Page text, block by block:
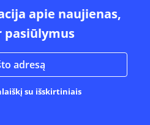
apie naujienas,
pasiūlymus
su išskirtiniais